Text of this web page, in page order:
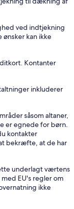
ved indtjekning
kan ikke
Kontanter
inkluderer
såsom altaner,
er egnede for børn.
kontakter
bekræfte, at de har
underlagt værtens
EU's regler om
ikke